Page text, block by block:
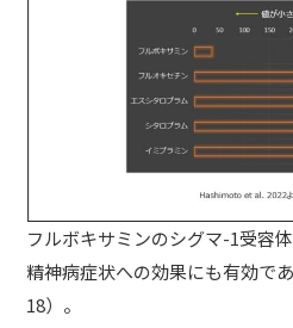
フルボキサミンのシグマ-1受容
精神病症状への効果にも有効で
18）。